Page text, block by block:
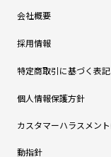
会社概要
採用情報
特定商取引に基づく表記
個人情報保護方針
カスタマーハラスメン
動指針